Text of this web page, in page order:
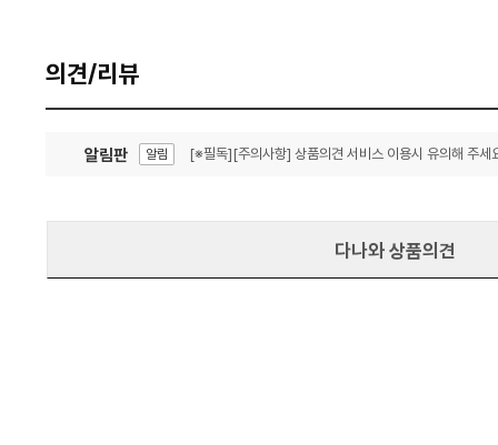
의견/리뷰
알림판 알림 [※필독][주의사항] 상품의견 서비스 이용시 유의해 주세
다나와 상품의견